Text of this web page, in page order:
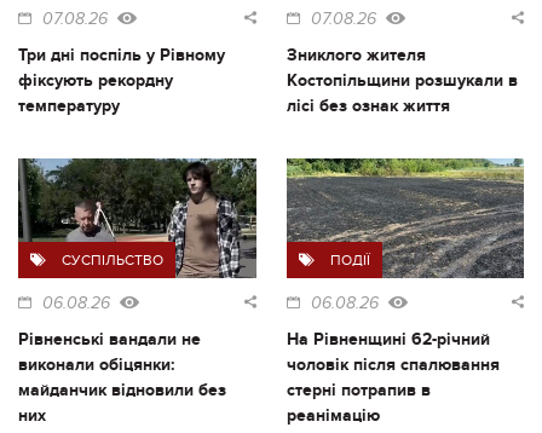
07.08.26
Три дні поспіль у Рівному
фіксують рекордну
температуру
07.08.26
Зниклого жителя
Костопільщини розшукали в
лісі без ознак життя
СУСПІЛЬСТВО
06.08.26
Рівненські вандали не
виконали обіцянки:
майданчик відновили без
них
ПОДІЇ
06.08.26
На Рівненщині 62-річний
чоловік після спалювання
стерні потрапив в
реанімацію